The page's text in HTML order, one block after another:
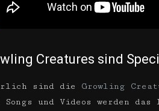
Creatures sind
sind die Growling
Songs und Videos werden